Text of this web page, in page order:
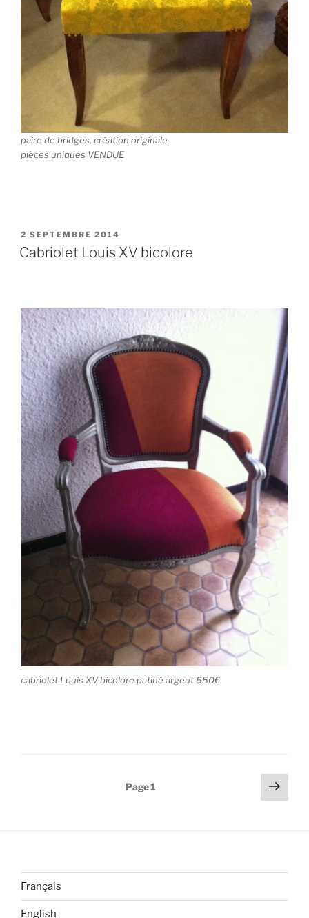
paire de bridges, création originale
pièces uniques VENDUE
PUBLIÉ
LE
2 SEPTEMBRE 2014
Cabriolet Louis XV bicolore
cabriolet Louis XV bicolore patiné argent 650€
Page1
Page
Français
English